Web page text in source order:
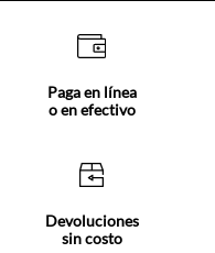
Paga en línea
o en efectivo
Devoluciones
sin costo